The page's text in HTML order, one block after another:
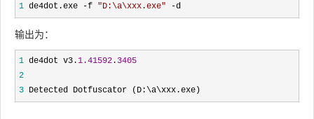
1 de4dot.exe -f "D:\a\xxx.exe" -d
输出为：
1 de4dot v3.1.41592 . 3405
2
3 Detected Dotfuscator (D:\a\xxx.exe)